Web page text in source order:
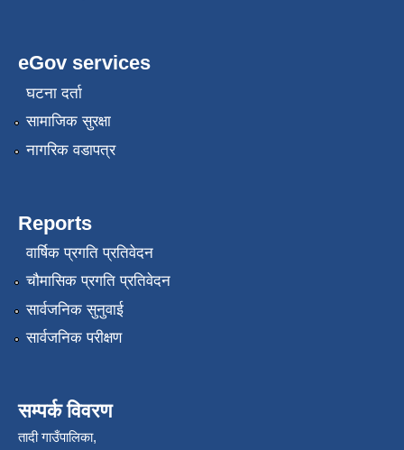
eGov services
घटना दर्ता
सामाजिक सुरक्षा
नागरिक वडापत्र
Reports
वार्षिक प्रगति प्रतिवेदन
चौमासिक प्रगति प्रतिवेदन
सार्वजनिक सुनुवाई
सार्वजनिक परीक्षण
सम्पर्क विवरण
तादी गाउँपालिका,